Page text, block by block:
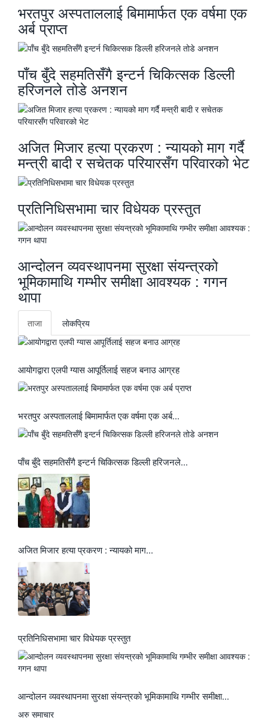
भरतपुर अस्पताललाई बिमामार्फत एक वर्षमा एक
अर्ब प्राप्त
पाँच बुँदे सहमतिसँगै इन्टर्न चिकित्सक डिल्ली
हरिजनले तोडे अनशन
अजित मिजार हत्या प्रकरण : न्यायको माग गर्दै
मन्त्री बादी र सचेतक परियारसँग परिवारको भेट
प्रतिनिधिसभामा चार विधेयक प्रस्तुत
आन्दोलन व्यवस्थापनमा सुरक्षा संयन्त्रको
भूमिकामाथि गम्भीर समीक्षा आवश्यक : गगन
थापा
ताजा लाेकप्रिय
आयोगद्वारा एलपी ग्यास आपूर्तिलाई सहज बनाउ आग्रह
भरतपुर अस्पताललाई बिमामार्फत एक वर्षमा एक अर्ब...
पाँच बुँदे सहमतिसँगै इन्टर्न चिकित्सक डिल्ली हरिजनले...
अजित मिजार हत्या प्रकरण : न्यायको माग...
प्रतिनिधिसभामा चार विधेयक प्रस्तुत
आन्दोलन व्यवस्थापनमा सुरक्षा संयन्त्रको भूमिकामाथि गम्भीर समीक्षा...
अरु समाचार